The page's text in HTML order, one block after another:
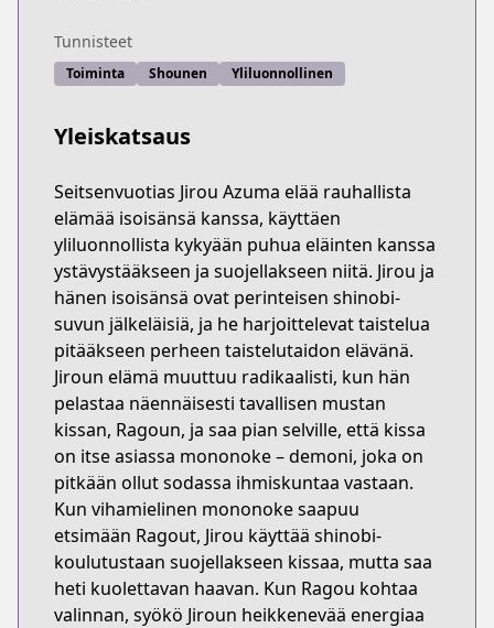
Tunnisteet
Toiminta Shounen Yliluonnollinen
Yleiskatsaus
Seitsenvuotias Jirou Azuma elää rauhallista
elämää isoisänsä kanssa, käyttäen
yliluonnollista kykyään puhua eläinten kanssa
ystävystääkseen ja suojellakseen niitä. Jirou ja
hänen isoisänsä ovat perinteisen shinobi-
suvun jälkeläisiä, ja he harjoittelevat taistelua
pitääkseen perheen taistelutaidon elävänä.
Jiroun elämä muuttuu radikaalisti, kun hän
pelastaa näennäisesti tavallisen mustan
kissan, Ragoun, ja saa pian selville, että kissa
on itse asiassa mononoke – demoni, joka on
pitkään ollut sodassa ihmiskuntaa vastaan.
Kun vihamielinen mononoke saapuu
etsimään Ragout, Jirou käyttää shinobi-
koulutustaan suojellakseen kissaa, mutta saa
heti kuolettavan haavan. Kun Ragou kohtaa
valinnan, syökö Jiroun heikkenevää energiaa